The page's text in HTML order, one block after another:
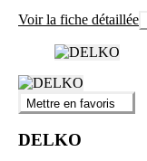
Voir la fiche détaillée
Mettre en favoris
DELKO